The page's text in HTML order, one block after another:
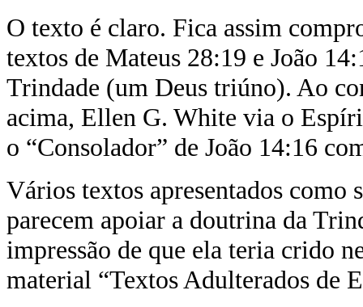
O texto é claro. Fica assim
textos de Mateus 28:19 e João
Trindade (um Deus triúno). Ao
acima, Ellen G. White via o
o “Consolador” de João 14:16
Vários textos apresentados
parecem apoiar a doutrina da
impressão de que ela teria crido
material “Textos Adulterados de